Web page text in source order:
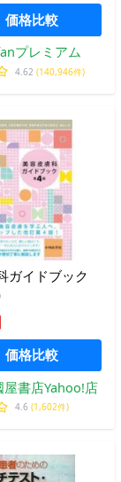
価格比較
プレミアム
4.62 (140,946件)
ガイドブック
価格比較
屋書店Yahoo!店
4.6 (1,602件)